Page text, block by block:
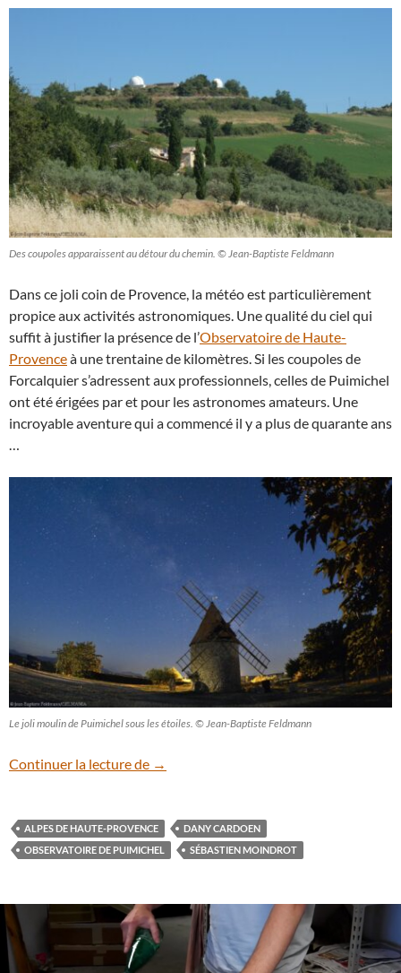
Des coupoles apparaissent au détour du chemin. © Jean-Baptiste Feldmann
Dans ce joli coin de Provence, la météo est particulièrement
propice aux activités astronomiques. Une qualité du ciel qui
suffit à justifier la présence de l’Observatoire de Haute-
Provenceà une trentaine de kilomètres. Si les coupoles de
Forcalquier s’adressent aux professionnels, celles de Puimichel
ont été érigées par et pour les astronomes amateurs. Une
incroyable aventure qui a commencé il y a plus de quarante ans
…
Le joli moulin de Puimichel sous les étoiles. © Jean-Baptiste Feldmann
Continuer la lecture de Puimichel, paradis des amoureux du
→
ALPES DE HAUTE-PROVENCE
DANY CARDOEN
OBSERVATOIRE DE PUIMICHEL
SÉBASTIEN MOINDROT